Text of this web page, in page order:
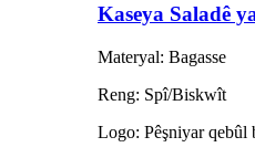
Kaseya Saladê
Materyal: Bagasse
Reng: Spî/Biskwît
Logo: Pêşniyar qebûl